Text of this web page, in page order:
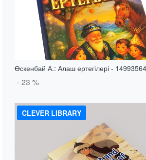
Өскенбай А.: Алаш ертегілері -
- 23 %
CLEVER LIBRARY